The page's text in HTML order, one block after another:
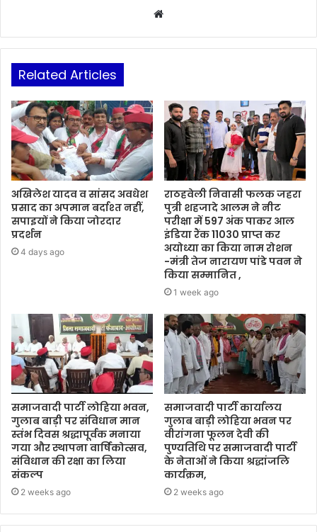
Website
Related Articles
अखिलेश यादव व सांसद अवधेश
प्रसाद का अपमान बर्दाश्त नहीं,
सपाइयों ने किया जोरदार
प्रदर्शन
4 days ago
राठहवेली निवासी फलक जहरा
पुत्री शहजादे आलम ने नीट
परीक्षा में 597 अंक पाकर आल
इंडिया रैंक 11030 प्राप्त कर
अयोध्या का किया नाम रोशन
-मंत्री तेज नारायण पांडे पवन ने
किया सम्मानित ,
1 week ago
समाजवादी पार्टी लोहिया भवन,
गुलाब बाड़ी पर संविधान मान
स्तंभ दिवस श्रद्धापूर्वक मनाया
गया और स्थापना वार्षिकोत्सव,
संविधान की रक्षा का लिया
संकल्प
2 weeks ago
समाजवादी पार्टी कार्यालय
गुलाब बाड़ी लोहिया भवन पर
वीरांगना फूलन देवी की
पुण्यतिथि पर समाजवादी पार्टी
के नेताओं ने किया श्रद्धांजलि
कार्यक्रम,
2 weeks ago